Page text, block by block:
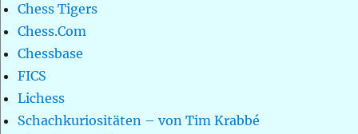
Chess Tigers
Chess.Com
Chessbase
FICS
Lichess
Schachkuriositäten – von Tim Krabbé